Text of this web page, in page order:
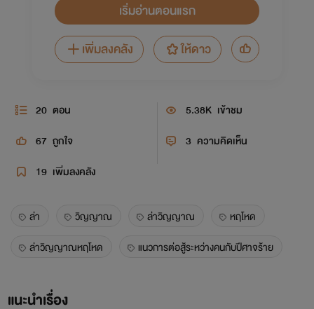
เริ่มอ่านตอนแรก
เพิ่มลงคลัง
ให้ดาว
20 ตอน 5.38K เข้าชม
67 ถูกใจ 3 ความคิดเห็น
19 เพิ่มลงคลัง
ล่า วิญญาณ ล่าวิญญาณ
หฤโหด
ล่าวิญญาณหฤโหด
แนวการต่อสู้ระหว่างคนกับปีศาจร้าย
แนะนำเรื่อง